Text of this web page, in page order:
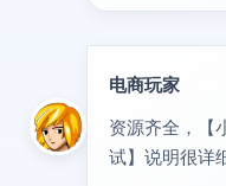
电商玩家
资源齐全，【
试】说明很详